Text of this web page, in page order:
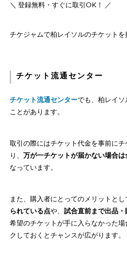
＼ 登録無料・すぐに取引OK！ ／
チケジャムで柏レイソルのチケットを
チケット流通センター
チケット流通センターでも、柏レイ
ことがあります。
取引の際にはチケット代金を事前に
り、 万が一チケットが届かない場合
なっています。
また、購入者にとってのメリットとし
られている点や、 試合直前まで出品
希望のチケットが手に入らなかった
クしておくとチャンスが広がります。